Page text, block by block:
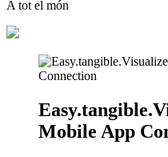
A tot el món
Mobile App